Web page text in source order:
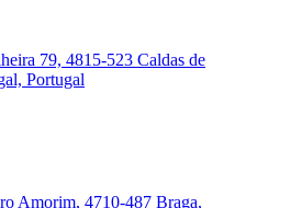
79, 4815-523 Caldas de
Portugal
Amorim, 4710-487 Braga,